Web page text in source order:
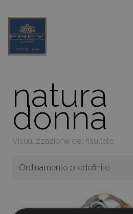
natura
donna
Visualizzazione del risultato